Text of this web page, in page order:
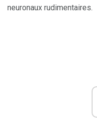
neuronaux rudimentaires.